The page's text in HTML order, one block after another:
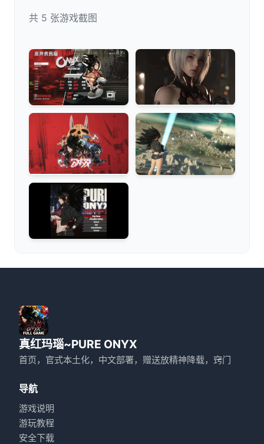
共 5 张游戏截图
真红玛瑙~PURE ONYX
首页，官式本土化，中文部署，赠送放精神降载，窍门
导航
游戏说明
游玩教程
安全下载